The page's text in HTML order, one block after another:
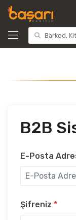
B2B
E-Posta
Şifreniz *